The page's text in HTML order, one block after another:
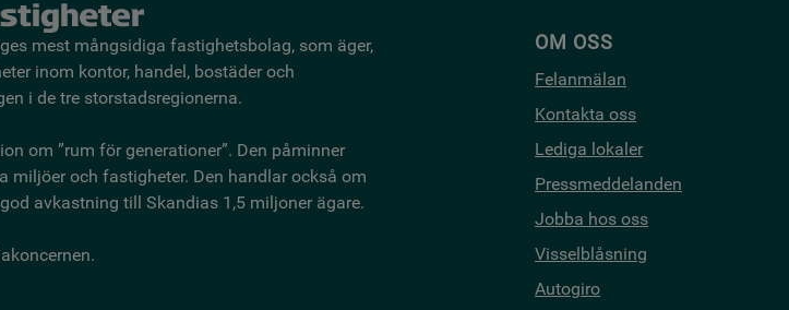
mest mångsidiga fastighetsbo­lag, som äger,
inom kontor, handel, bostäder och
i de tre storstadsregionerna.
om ”rum för generationer”. Den påminner
miljöer och fastigheter. Den handlar också om
avkastning till Skandias 1,5 miljoner ägare.
OM OSS
Felanmälan
Kontakta oss
Lediga lokaler
Pressmeddelanden
Jobba hos oss
Visselblåsning
Autogiro